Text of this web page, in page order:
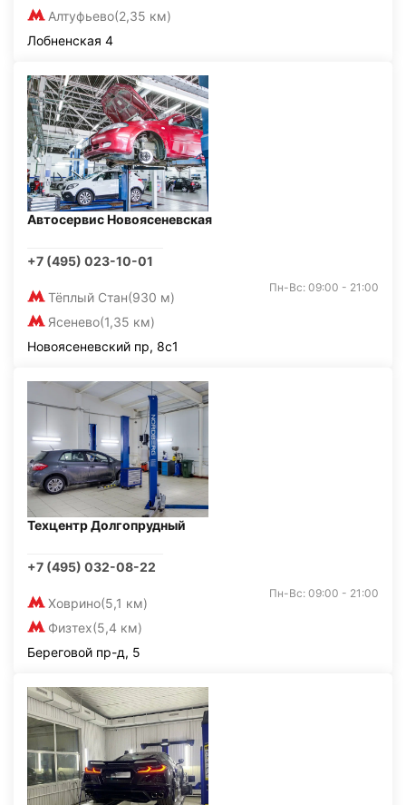
Алтуфьево(2,35 км)
Лобненская 4
Автосервис Новоясеневская
+7 (495) 023-10-01
Тёплый Стан(930 м)
Ясенево(1,35 км)
Пн-Вс: 09:00 - 21:00
Новоясеневский пр, 8с1
Техцентр Долгопрудный
+7 (495) 032-08-22
Ховрино(5,1 км)
Физтех(5,4 км)
Пн-Вс: 09:00 - 21:00
Береговой пр-д, 5